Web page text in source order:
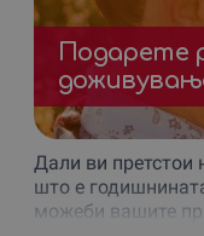
Подарете
Дали ви претстои
што е
можеби вашите